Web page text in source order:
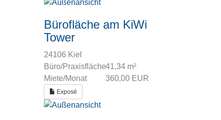
Bürofläche am KiWi
Tower
24106 Kiel
Büro/Praxisfläche41,34 m²
Miete/Monat
360,00 EUR
Exposé